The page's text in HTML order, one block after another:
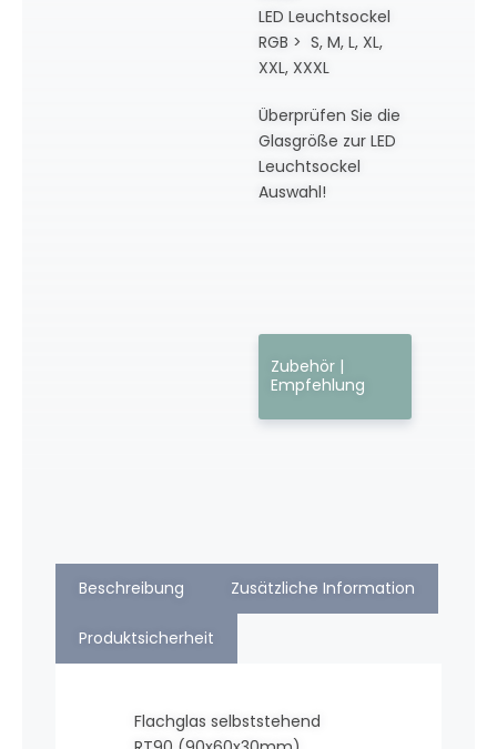
LED Leuchtsockel
RGB > S, M, L, XL,
XXL, XXXL
Überprüfen Sie die
Glasgröße zur LED
Leuchtsockel
Auswahl!
Zubehör |
Empfehlung
Beschreibung Zusätzliche Information
Produktsicherheit
Flachglas selbststehend